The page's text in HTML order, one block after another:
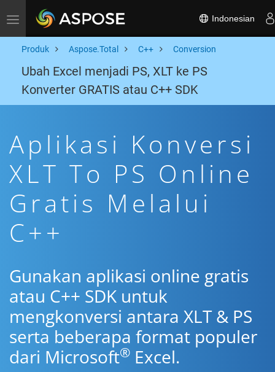
Toggle navigation Indonesian
Produk Aspose.Total C++ Conversion
Ubah Excel menjadi PS, XLT ke PS
Konverter GRATIS atau C++ SDK
Aplikasi Konversi
XLT To PS Online
Gratis Melalui
C++
Gunakan aplikasi online gratis
atau C++ SDK untuk
mengkonversi antara XLT & PS
serta beberapa format populer
dari Microsoft® Excel.